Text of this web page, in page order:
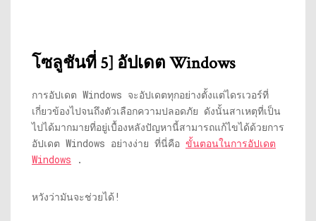
โซลูชันที่ 5] อัปเดต Windows
การอัปเดต Windows จะอัปเดตทุกอย่างตั้งแต่ไดรเวอร์ที่
เกี่ยวข้องไปจนถึงตัวเลือกความปลอดภัย ดังนั้นสาเหตุที่เป็น
ไปได้มากมายที่อยู่เบื้องหลังปัญหานี้สามารถแก้ไขได้ด้วยการ
อัปเดต Windows อย่างง่าย ที่นี่คือ ขั้นตอนในการอัปเดต
Windows
.
หวังว่ามันจะช่วยได้!